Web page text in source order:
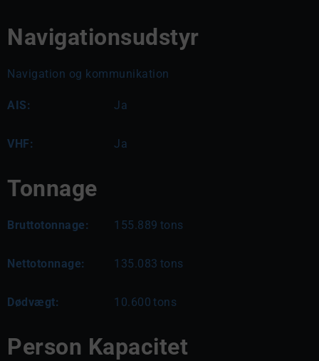
Navigationsudstyr
Navigation og kommunikation
AIS: Ja
VHF: Ja
Tonnage
Bruttotonnage: 155.889 tons
Nettotonnage: 135.083 tons
Dødvægt: 10.600 tons
Person Kapacitet